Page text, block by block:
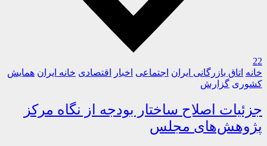
22
خانه اتاق بازرگانی ایران اجتماعی اخبار اقتصادی خانه ایران همایش
کشوری گزارش
جزئیات اصلاح ساختار بودجه از نگاه مرکز
پژوهش‌های مجلس